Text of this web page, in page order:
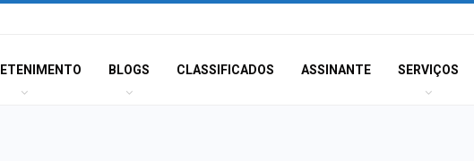
BLOGS CLASSIFICADOS ASSINANTE SERVIÇOS